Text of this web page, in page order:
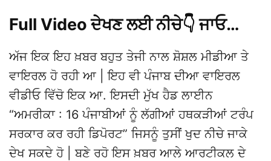
Full Video ਦੇਖਣ ਲਈ ਨੀਚੇ👇 ਜਾਓ…
ਅੱਜ ਇਕ ਇਹ ਖ਼ਬਰ ਬਹੁਤ ਤੇਜੀ ਨਾਲ ਸ਼ੋਸ਼ਲ ਮੀਡੀਆ ਤੇ
ਵਾਇਰਲ ਹੋ ਰਹੀ ਆ | ਇਹ ਵੀ ਪੰਜਾਬ ਦੀਆ ਵਾਇਰਲ
ਵੀਡੀਓ ਵਿੱਚੋ ਇਕ ਆ. ਇਸਦੀ ਮੁੱਖ ਹੈਡ ਲਾਈਨ
“ਅਮਰੀਕਾ : 16 ਪੰਜਾਬੀਆਂ ਨੂੰ ਲੱਗੀਆਂ ਹਥਕੜੀਆਂ ਟਰੰਪ
ਸਰਕਾਰ ਕਰ ਰਹੀ ਡਿਪੋਰਟ” ਜਿਸਨੂੰ ਤੁਸੀਂ ਖੁਦ ਨੀਚੇ ਜਾਕੇ
ਦੇਖ ਸਕਦੇ ਹੋ | ਬਣੇ ਰਹੋ ਇਸ ਖ਼ਬਰ ਆਲੇ ਆਰਟੀਕਲ ਦੇ